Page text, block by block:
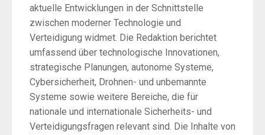
aktuelle Entwicklungen in der Schnittstelle
zwischen moderner Technologie und
Verteidigung widmet. Die Redaktion berichtet
umfassend über technologische Innovationen,
strategische Planungen, autonome Systeme,
Cybersicherheit, Drohnen- und unbemannte
Systeme sowie weitere Bereiche, die für
nationale und internationale Sicherheits- und
Verteidigungsfragen relevant sind. Die Inhalte von